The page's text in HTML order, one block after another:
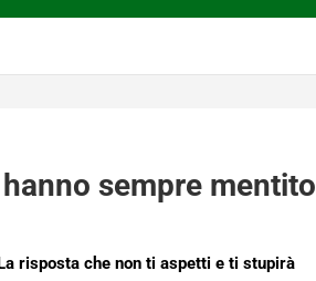
sempre mentito
risposta che non ti aspetti e ti stupirà